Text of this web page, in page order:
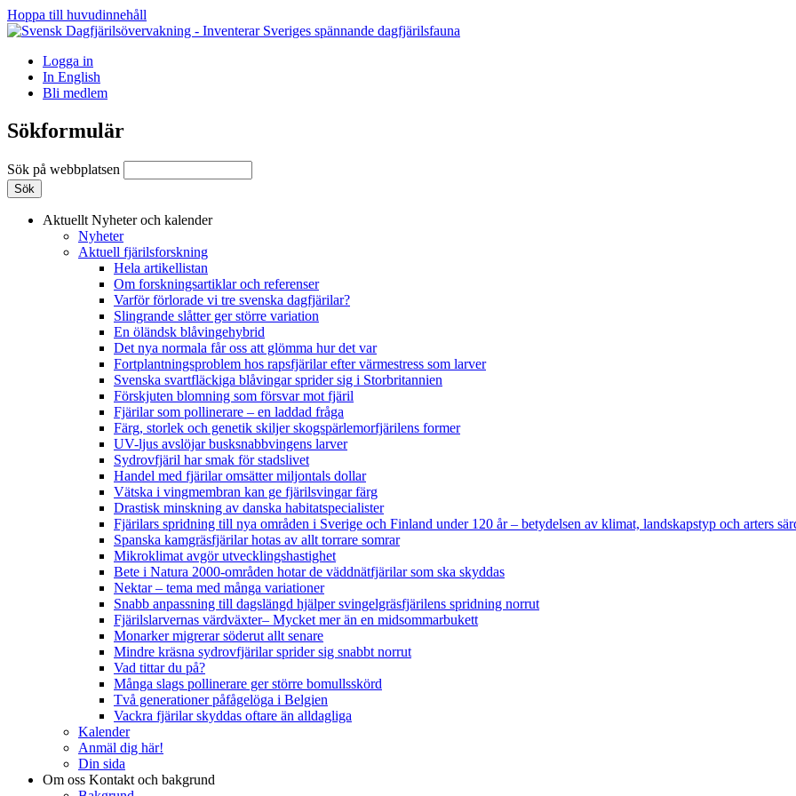
Hoppa till huvudinnehåll
Logga in
In English
Bli medlem
Sökformulär
Sök på webbplatsen
Aktuellt Nyheter och kalender
Nyheter
Aktuell fjärilsforskning
Hela artikellistan
Om forskningsartiklar och referenser
Varför förlorade vi tre svenska dagfjärilar?
Slingrande slåtter ger större variation
En öländsk blåvingehybrid
Det nya normala får oss att glömma hur det var
Fortplantningsproblem hos rapsfjärilar efter värmestress som larver
Svenska svartfläckiga blåvingar sprider sig i Storbritannien
Förskjuten blomning som försvar mot fjäril
Fjärilar som pollinerare – en laddad fråga
Färg, storlek och genetik skiljer skogspärlemorfjärilens former
UV-ljus avslöjar busksnabbvingens larver
Sydrovfjäril har smak för stadslivet
Handel med fjärilar omsätter miljontals dollar
Vätska i vingmembran kan ge fjärilsvingar färg
Drastisk minskning av danska habitatspecialister
Fjärilars spridning till nya områden i Sverige och Finland under 120 år– betydelsen av klimat, landskapstyp och arters
Spanska kamgräsfjärilar hotas av allt torrare somrar
Mikroklimat avgör utvecklingshastighet
Bete i Natura 2000-områden hotar de väddnätfjärilar som ska skyddas
Nektar – tema med många variationer
Snabb anpassning till dagslängd hjälper svingelgräsfjärilens spridning norrut
Fjärilslarvernas värdväxter– Mycket mer än en midsommarbukett
Monarker migrerar söderut allt senare
Mindre kräsna sydrovfjärilar sprider sig snabbt norrut
Vad tittar du på?
Många slags pollinerare ger större bomullsskörd
Två generationer påfågelöga i Belgien
Vackra fjärilar skyddas oftare än alldagliga
Kalender
Anmäl dig här!
Din sida
Om oss Kontakt och bakgrund